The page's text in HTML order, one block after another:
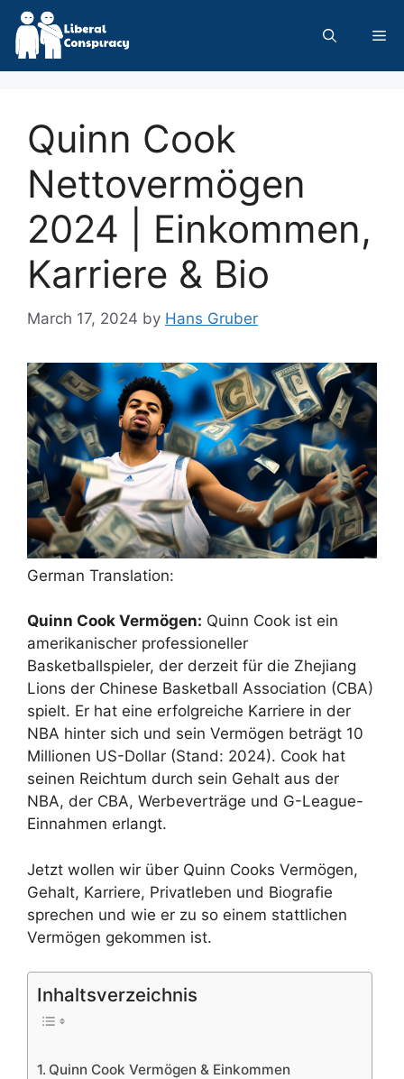
Skip
content
Quinn Cook
Nettovermögen
2024 | Einkommen,
Karriere & Bio
March 17, 2024 by Hans Gruber
German Translation:
Quinn Cook Vermögen: Quinn Cook ist ein
amerikanischer professioneller
Basketballspieler, der derzeit für die Zhejiang
Lions der Chinese Basketball Association (CBA)
spielt. Er hat eine erfolgreiche Karriere in der
NBA hinter sich und sein Vermögen beträgt 10
Millionen US-Dollar (Stand: 2024). Cook hat
seinen Reichtum durch sein Gehalt aus der
NBA, der CBA, Werbeverträge und G-League-
Einnahmen erlangt.
Jetzt wollen wir über Quinn Cooks Vermögen,
Gehalt, Karriere, Privatleben und Biografie
sprechen und wie er zu so einem stattlichen
Vermögen gekommen ist.
Inhaltsverzeichnis
Quinn Cook Vermögen & Einkommen